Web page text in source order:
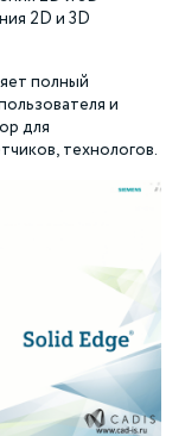
2D и 3D
полный
и
для
технологов.